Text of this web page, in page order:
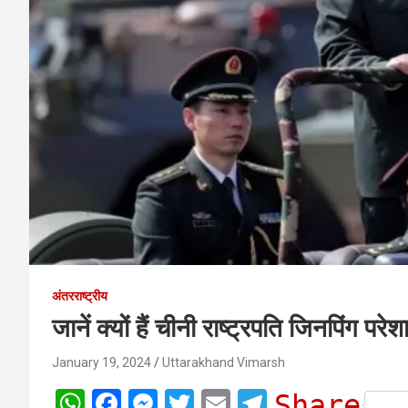
अंतरराष्ट्रीय
जानें क्यों हैं चीनी राष्ट्रपति जिनपिंग
January 19, 2024 Uttarakhand Vimarsh